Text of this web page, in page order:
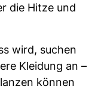
die Hitze und
wird, suchen
Kleidung an –
können